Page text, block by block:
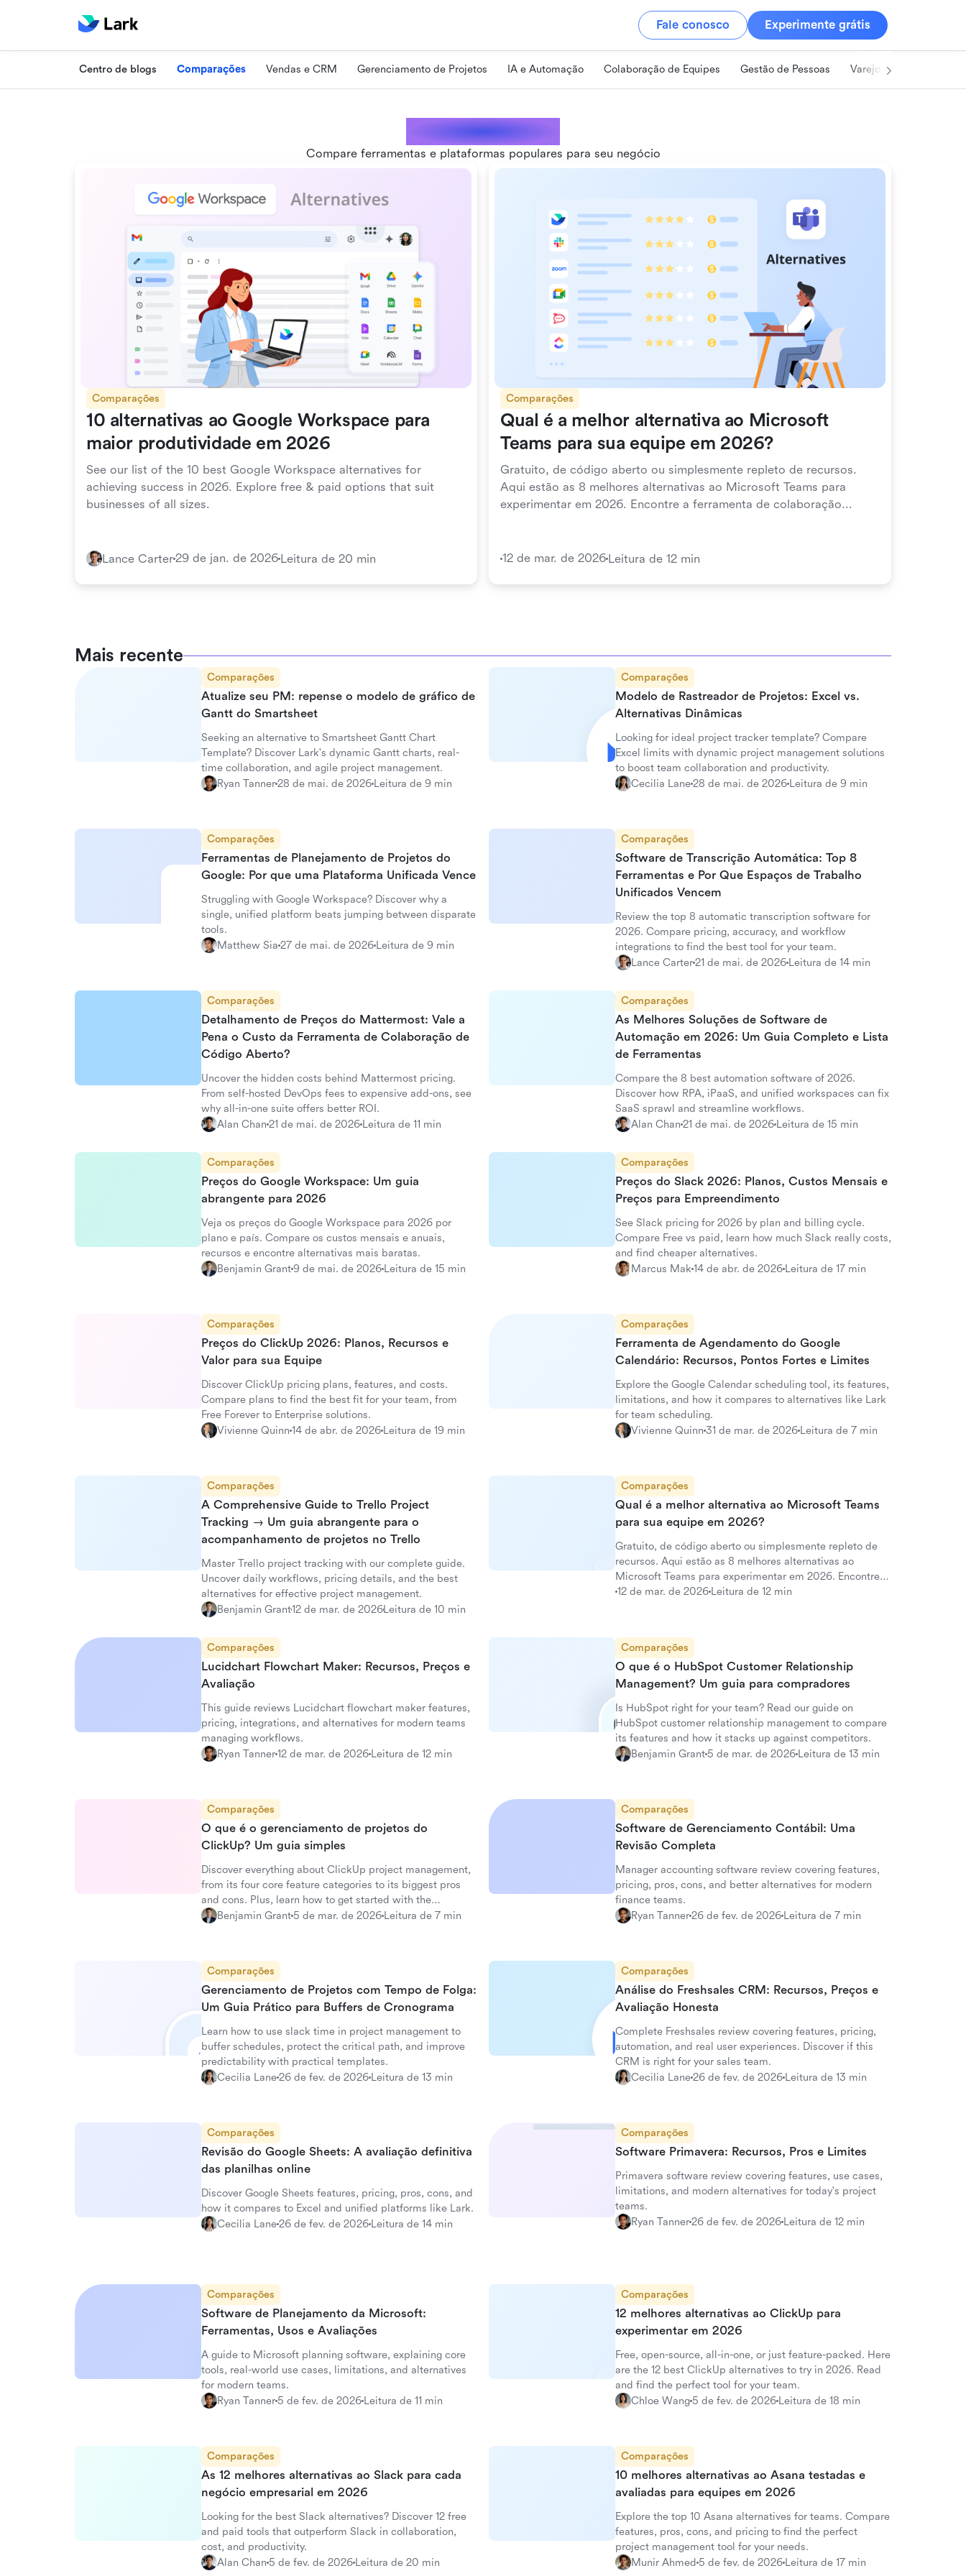
Fale conosco Experimente grátis
Centro de blogs Comparações Vendas e CRM Gerenciamento de Projetos IA e Automação Colaboração de Equipes Gestão de Pessoas Varejo
Comparações
Compare ferramentas e plataformas populares para seu negócio
Comparações
10 alternativas ao Google Workspace para
maior produtividade em 2026
See our list of the 10 best Google Workspace alternatives for
achieving success in 2026. Explore free & paid options that suit
businesses of all sizes.
Lance Carter29 de jan. de 2026 Leitura de 20 min
Comparações
Qual é a melhor alternativa ao Microsoft
Teams para sua equipe em 2026?
Gratuito, de código aberto ou simplesmente repleto de recursos.
Aqui estão as 8 melhores alternativas ao Microsoft Teams para
experimentar em 2026. Encontre a ferramenta de colaboração
12 de mar. de 2026 Leitura de 12 min
Mais recente
Comparações
Atualize seu PM: repense o modelo de gráfico de
Gantt do Smartsheet
Seeking an alternative to Smartsheet Gantt Chart
Template? Discover Lark's dynamic Gantt charts, real-
time collaboration, and agile project management.
Ryan Tanner28 de mai. de 2026 Leitura de 9 min
Comparações
Modelo de Rastreador de Projetos: Excel vs.
Alternativas Dinâmicas
Looking for ideal project tracker template? Compare
Excel limits with dynamic project management solutions
to boost team collaboration and productivity.
Cecilia Lane28 de mai. de 2026 Leitura de 9 min
Comparações
Ferramentas de Planejamento de Projetos do
Google: Por que uma Plataforma Unificada Vence
Struggling with Google Workspace? Discover why a
single, unified platform beats jumping between disparate
tools.
Matthew Sia 27 de mai. de 2026 Leitura de 9 min
Comparações
Software de Transcrição Automática: Top 8
Ferramentas e Por Que Espaços de Trabalho
Unificados Vencem
Review the top 8 automatic transcription software for
2026. Compare pricing, accuracy, and workflow
integrations to find the best tool for your team.
Lance Carter21 de mai. de 2026 Leitura de 14 min
Comparações
Detalhamento de Preços do Mattermost: Vale a
Pena o Custo da Ferramenta de Colaboração de
Código Aberto?
Uncover the hidden costs behind Mattermost pricing.
From self-hosted DevOps fees to expensive add-ons, see
why all-in-one suite offers better ROI.
Alan Chan 21 de mai. de 2026 Leitura de 11 min
Comparações
As Melhores Soluções de Software de
Automação em 2026: Um Guia Completo e Lista
de Ferramentas
Compare the 8 best automation software of 2026.
Discover how RPA, iPaaS, and unified workspaces can fix
SaaS sprawl and streamline workflows.
Alan Chan 21 de mai. de 2026 Leitura de 15 min
Comparações
Preços do Google Workspace: Um guia
abrangente para 2026
Veja os preços do Google Workspace para 2026 por
plano e país. Compare os custos mensais e anuais,
recursos e encontre alternativas mais baratas.
Benjamin Grant9 de mai. de 2026 Leitura de 15 min
Comparações
Preços do Slack 2026: Planos, Custos Mensais e
Preços para Empreendimento
See Slack pricing for 2026 by plan and billing cycle.
Compare Free vs paid, learn how much Slack really costs,
and find cheaper alternatives.
Marcus Mak 14 de abr. de 2026 Leitura de 17 min
Comparações
Preços do ClickUp 2026: Planos, Recursos e
Valor para sua Equipe
Discover ClickUp pricing plans, features, and costs.
Compare plans to find the best fit for your team, from
Free Forever to Enterprise solutions.
Vivienne Quinn 14 de abr. de 2026 Leitura de 19 min
Comparações
Ferramenta de Agendamento do Google
Calendário: Recursos, Pontos Fortes e Limites
Explore the Google Calendar scheduling tool, its features,
limitations, and how it compares to alternatives like Lark
for team scheduling.
Vivienne Quinn 31 de mar. de 2026 Leitura de 7 min
Comparações
A Comprehensive Guide to Trello Project
Tracking → Um guia abrangente para o
acompanhamento de projetos no Trello
Master Trello project tracking with our complete guide.
Uncover daily workflows, pricing details, and the best
alternatives for effective project management.
Benjamin Grant12 de mar. de 2026Leitura de 10 min
Comparações
Qual é a melhor alternativa ao Microsoft Teams
para sua equipe em 2026?
Gratuito, de código aberto ou simplesmente repleto de
recursos. Aqui estão as 8 melhores alternativas ao
Microsoft Teams para experimentar em 2026. Encontre a
ferramenta de colaboração perfeita para sua equipe.
12 de mar. de 2026 Leitura de 12 min
Comparações
Lucidchart Flowchart Maker: Recursos, Preços e
Avaliação
This guide reviews Lucidchart flowchart maker features,
pricing, integrations, and alternatives for modern teams
managing workflows.
Ryan Tanner12 de mar. de 2026 Leitura de 12 min
Comparações
O que é o HubSpot Customer Relationship
Management? Um guia para compradores
Is HubSpot right for your team? Read our guide on
HubSpot customer relationship management to compare
its features and how it stacks up against competitors.
Benjamin Grant5 de mar. de 2026 Leitura de 13 min
Comparações
O que é o gerenciamento de projetos do
ClickUp? Um guia simples
Discover everything about ClickUp project management,
from its four core feature categories to its biggest pros
and cons. Plus, learn how to get started with the
platform.
Benjamin Grant5 de mar. de 2026 Leitura de 7 min
Comparações
Software de Gerenciamento Contábil: Uma
Revisão Completa
Manager accounting software review covering features,
pricing, pros, cons, and better alternatives for modern
finance teams.
Ryan Tanner26 de fev. de 2026 Leitura de 7 min
Comparações
Gerenciamento de Projetos com Tempo de Folga:
Um Guia Prático para Buffers de Cronograma
Learn how to use slack time in project management to
buffer schedules, protect the critical path, and improve
predictability with practical templates.
Cecilia Lane26 de fev. de 2026 Leitura de 13 min
Comparações
Análise do Freshsales CRM: Recursos, Preços e
Avaliação Honesta
Complete Freshsales review covering features, pricing,
automation, and real user experiences. Discover if this
CRM is right for your sales team.
Cecilia Lane26 de fev. de 2026 Leitura de 13 min
Comparações
Revisão do Google Sheets: A avaliação definitiva
das planilhas online
Discover Google Sheets features, pricing, pros, cons, and
how it compares to Excel and unified platforms like Lark.
Cecilia Lane26 de fev. de 2026 Leitura de 14 min
Comparações
Software Primavera: Recursos, Pros e Limites
Primavera software review covering features, use cases,
limitations, and modern alternatives for today's project
teams.
Ryan Tanner26 de fev. de 2026 Leitura de 12 min
Comparações
Software de Planejamento da Microsoft:
Ferramentas, Usos e Avaliações
A guide to Microsoft planning software, explaining core
tools, real-world use cases, limitations, and alternatives
for modern teams.
Ryan Tanner5 de fev. de 2026 Leitura de 11 min
Comparações
12 melhores alternativas ao ClickUp para
experimentar em 2026
Free, open-source, all-in-one, or just feature-packed. Here
are the 12 best ClickUp alternatives to try in 2026. Read
and find the perfect tool for your team.
Chloe Wang5 de fev. de 2026 Leitura de 18 min
Comparações
As 12 melhores alternativas ao Slack para cada
negócio empresarial em 2026
Looking for the best Slack alternatives? Discover 12 free
and paid tools that outperform Slack in collaboration,
cost, and productivity.
Alan Chan 5 de fev. de 2026 Leitura de 20 min
Comparações
10 melhores alternativas ao Asana testadas e
avaliadas para equipes em 2026
Explore the top 10 Asana alternatives for teams. Compare
features, pros, cons, and pricing to find the perfect
project management tool for your needs.
Munir Ahmed 5 de fev. de 2026 Leitura de 17 min